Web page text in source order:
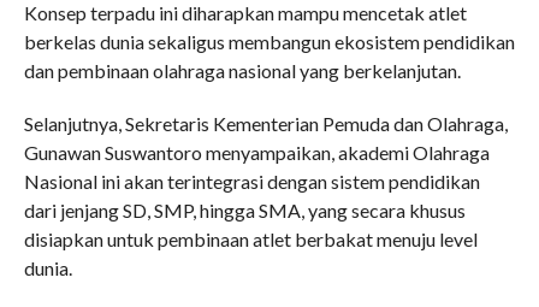
Konsep terpadu ini diharapkan mampu mencetak atlet
berkelas dunia sekaligus membangun ekosistem pendidikan
dan pembinaan olahraga nasional yang berkelanjutan.
Selanjutnya, Sekretaris Kementerian Pemuda dan Olahraga,
Gunawan Suswantoro menyampaikan, akademi Olahraga
Nasional ini akan terintegrasi dengan sistem pendidikan
dari jenjang SD, SMP, hingga SMA, yang secara khusus
disiapkan untuk pembinaan atlet berbakat menuju level
dunia.